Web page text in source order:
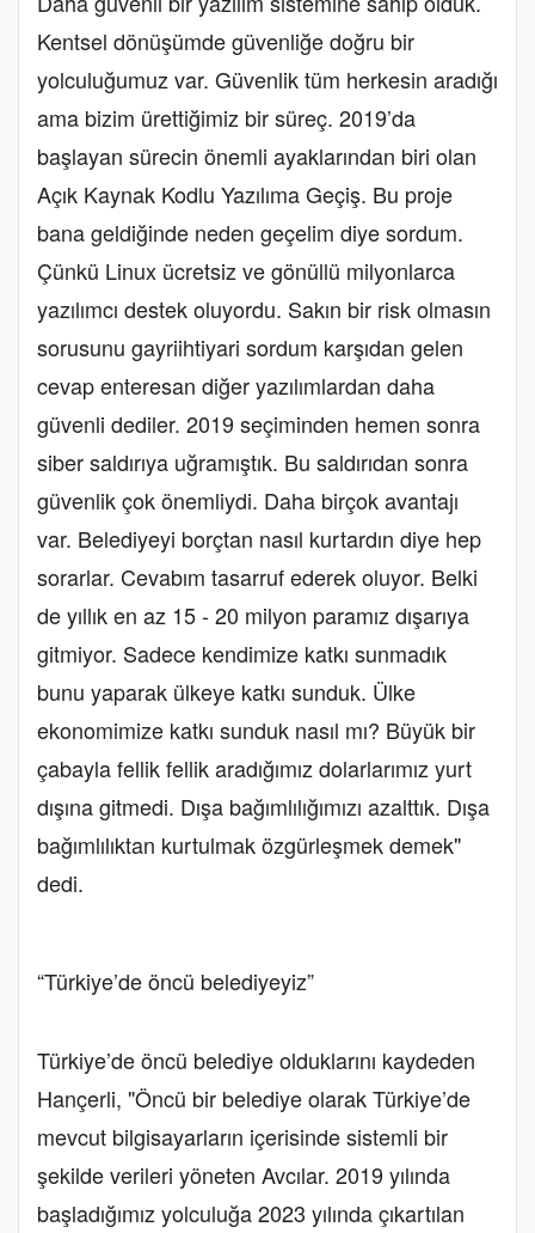
Kentsel dönüşümde güvenliğe doğru bir
yolculuğumuz var. Güvenlik tüm herkesin aradığı
ama bizim ürettiğimiz bir süreç. 2019’da
başlayan sürecin önemli ayaklarından biri olan
Açık Kaynak Kodlu Yazılıma Geçiş. Bu proje
bana geldiğinde neden geçelim diye sordum.
Çünkü Linux ücretsiz ve gönüllü milyonlarca
yazılımcı destek oluyordu. Sakın bir risk olmasın
sorusunu gayriihtiyari sordum karşıdan gelen
cevap enteresan diğer yazılımlardan daha
güvenli dediler. 2019 seçiminden hemen sonra
siber saldırıya uğramıştık. Bu saldırıdan sonra
güvenlik çok önemliydi. Daha birçok avantajı
var. Belediyeyi borçtan nasıl kurtardın diye hep
sorarlar. Cevabım tasarruf ederek oluyor. Belki
de yıllık en az 15 - 20 milyon paramız dışarıya
gitmiyor. Sadece kendimize katkı sunmadık
bunu yaparak ülkeye katkı sunduk. Ülke
ekonomimize katkı sunduk nasıl mı? Büyük bir
çabayla fellik fellik aradığımız dolarlarımız yurt
dışına gitmedi. Dışa bağımlılığımızı azalttık. Dışa
bağımlılıktan kurtulmak özgürleşmek demek"
dedi.
“Türkiye’de öncü belediyeyiz”
Türkiye’de öncü belediye olduklarını kaydeden
Hançerli, "Öncü bir belediye olarak Türkiye’de
mevcut bilgisayarların içerisinde sistemli bir
şekilde verileri yöneten Avcılar. 2019 yılında
başladığımız yolculuğa 2023 yılında çıkartılan